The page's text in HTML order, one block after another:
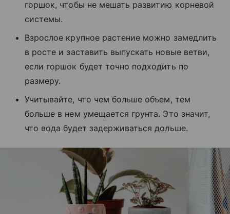
горшок, чтобы не мешать развитию корневой
системы.
Взрослое крупное растение можно замедлить
в росте и заставить выпускать новые ветви,
если горшок будет точно подходить по
размеру.
Учитывайте, что чем больше объем, тем
больше в нем умещается грунта. Это значит,
что вода будет задерживаться дольше.